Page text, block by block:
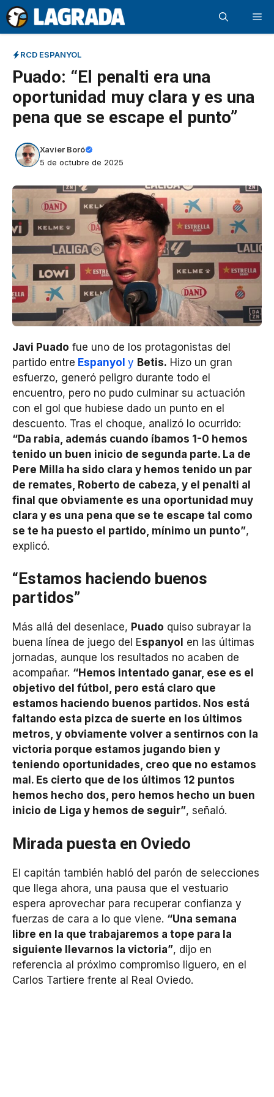
Saltar
al
contenido
RCD ESPANYOL
Puado: “El penalti era una
oportunidad muy clara y es una
pena que se escape el punto”
Xavier Boró
5 de octubre de 2025
Javi Puado fue uno de los protagonistas del
partido entre Espanyol y Betis. Hizo un gran
esfuerzo, generó peligro durante todo el
encuentro, pero no pudo culminar su actuación
con el gol que hubiese dado un punto en el
descuento. Tras el choque, analizó lo ocurrido:
“Da rabia, además cuando íbamos 1-0 hemos
tenido un buen inicio de segunda parte. La de
Pere Milla ha sido clara y hemos tenido un par
de remates, Roberto de cabeza, y el penalti al
final que obviamente es una oportunidad muy
clara y es una pena que se te escape tal como
se te ha puesto el partido, mínimo un punto”,
explicó.
“Estamos haciendo buenos
partidos”
Más allá del desenlace, Puado quiso subrayar la
buena línea de juego del Espanyol en las últimas
jornadas, aunque los resultados no acaben de
acompañar. “Hemos intentado ganar, ese es el
objetivo del fútbol, pero está claro que
estamos haciendo buenos partidos. Nos está
faltando esta pizca de suerte en los últimos
metros, y obviamente volver a sentirnos con la
victoria porque estamos jugando bien y
teniendo oportunidades, creo que no estamos
mal. Es cierto que de los últimos 12 puntos
hemos hecho dos, pero hemos hecho un buen
inicio de Liga y hemos de seguir”, señaló.
Mirada puesta en Oviedo
El capitán también habló del parón de selecciones
que llega ahora, una pausa que el vestuario
espera aprovechar para recuperar confianza y
fuerzas de cara a lo que viene. “Una semana
libre en la que trabajaremos a tope para la
siguiente llevarnos la victoria”, dijo en
referencia al próximo compromiso liguero, en el
Carlos Tartiere frente al Real Oviedo.